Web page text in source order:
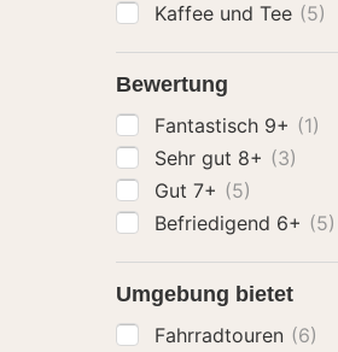
Kaffee und Tee (5)
Bewertung
Fantastisch 9+ (1)
Sehr gut 8+ (3)
Gut 7+ (5)
Befriedigend 6+ (5)
Umgebung bietet
Fahrradtouren (6)